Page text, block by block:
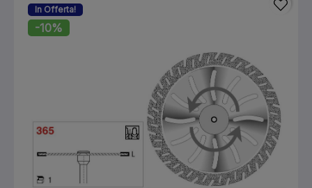
In Offerta!
-10%